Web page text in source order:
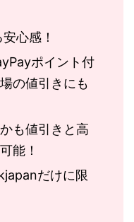
心感！
ポイント付
の値引きにも
も値引きと高
能！
だけに限